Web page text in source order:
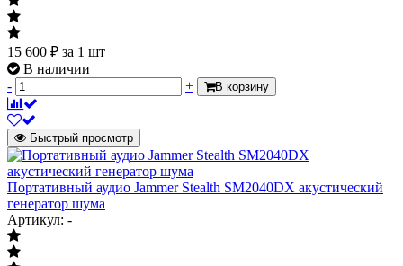
15 600 ₽ за 1 шт
В наличии
-
+ В корзину
Быстрый просмотр
Портативный аудио Jammer Stealth SM2040DX акустический
генератор шума
Артикул: -